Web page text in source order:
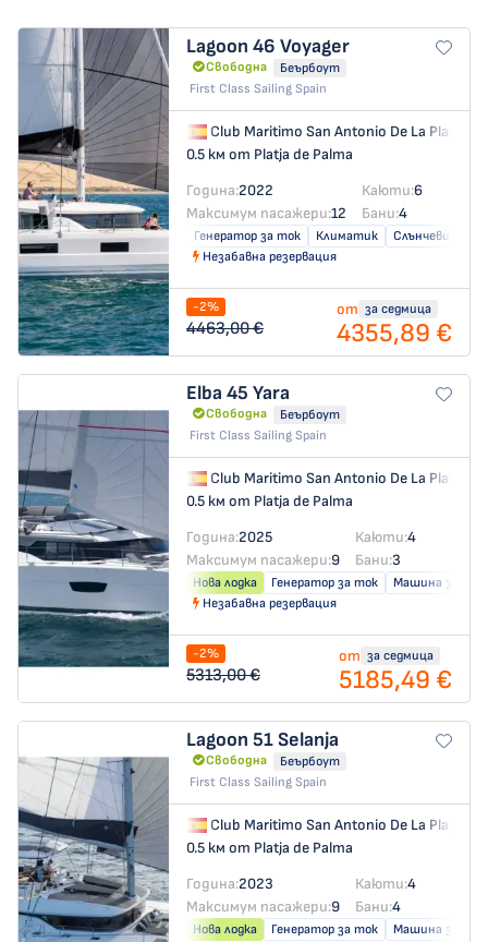
Lagoon 46 Voyager
Свободна
Беърбоут
First Class Sailing Spain
Club Maritimo San Antonio De La Playa
0.5 км от Platja de Palma
Година:2022 Каюти:6
Максимум пасажери:12 Бани:4
Генератор за ток Климатик
Слънчеви
Незабавна резервация
-2%
4463,00 €
от за седмица
4355,89 €
Elba 45 Yara
Свободна
Беърбоут
First Class Sailing Spain
Club Maritimo San Antonio De La Playa
0.5 км от Platja de Palma
Година:2025 Каюти:4
Максимум пасажери:9 Бани:3
Нова лодка Генератор за ток
Машина за
Незабавна резервация
-2%
5313,00 €
от за седмица
5185,49 €
Lagoon 51Selanja
Свободна
Беърбоут
First Class Sailing Spain
Club Maritimo San Antonio De La Playa
0.5 км от Platja de Palma
Година:2023 Каюти:4
Максимум пасажери:9 Бани:4
Нова лодка Генератор за ток Машина за